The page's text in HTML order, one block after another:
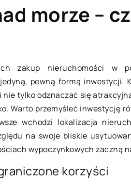
morze –
zakup nieruchomości w
pewną formą inwestycji.
tylko odznaczać się
Warto przemyśleć inwestycję
wchodzi lokalizacja
na swoje bliskie
wypoczynkowych zaczną
korzyści
27 lutego 2019